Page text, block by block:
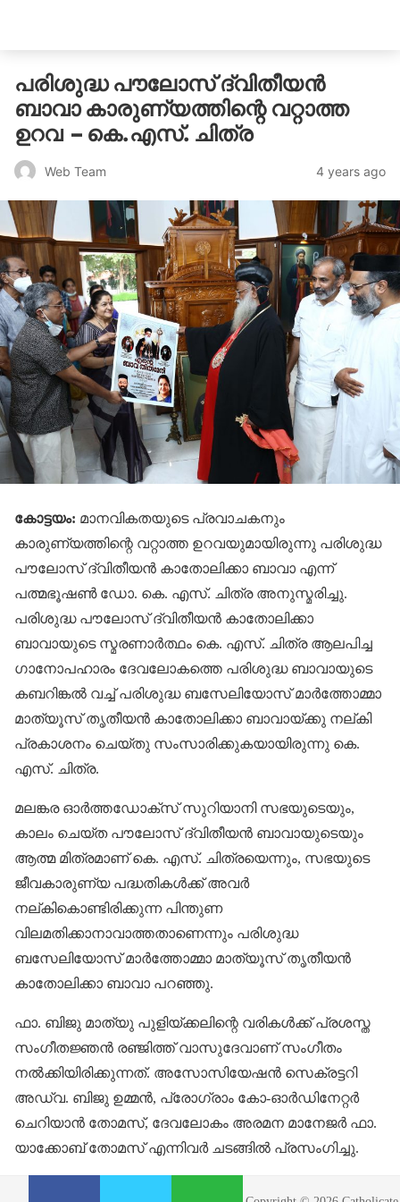
പരിശുദ്ധ പൗലോസ് ദ്വിതീയന്‍
ബാവാ കാരുണ്യത്തിന്റെ വറ്റാത്ത
ഉറവ – കെ.എസ്. ചിത്ര
Web Team 4 years ago
കോട്ടയം: മാനവികതയുടെ പ്രവാചകനും
കാരുണ്യത്തിന്റെ വറ്റാത്ത ഉറവയുമായിരുന്നു പരിശുദ്ധ
പൗലോസ് ദ്വിതീയന്‍ കാതോലിക്കാ ബാവാ എന്ന്
പത്മഭൂഷണ്‍ ഡോ. കെ. എസ്. ചിത്ര അനുസ്മരിച്ചു.
പരിശുദ്ധ പൗലോസ് ദ്വിതീയന്‍ കാതോലിക്കാ
ബാവായുടെ സ്മരണാര്‍ത്ഥം കെ. എസ്. ചിത്ര ആലപിച്ച
ഗാനോപഹാരം ദേവലോകത്തെ പരിശുദ്ധ ബാവായുടെ
കബറിങ്കല്‍ വച്ച് പരിശുദ്ധ ബസേലിയോസ് മാര്‍ത്തോമ്മാ
മാത്യൂസ് തൃതീയന്‍ കാതോലിക്കാ ബാവായ്ക്കു നല്കി
പ്രകാശനം ചെയ്തു സംസാരിക്കുകയായിരുന്നു കെ.
എസ്. ചിത്ര.
മലങ്കര ഓര്‍ത്തഡോക്‌സ് സുറിയാനി സഭയുടെയും,
കാലം ചെയ്ത പൗലോസ് ദ്വിതീയന്‍ ബാവായുടെയും
ആത്മ മിത്രമാണ് കെ. എസ്. ചിത്രയെന്നും, സഭയുടെ
ജീവകാരുണ്യ പദ്ധതികള്‍ക്ക് അവര്‍
നല്കികൊണ്ടിരിക്കുന്ന പിന്തുണ
വിലമതിക്കാനാവാത്തതാണെന്നും പരിശുദ്ധ
ബസേലിയോസ് മാര്‍ത്തോമ്മാ മാത്യൂസ് തൃതീയന്‍
കാതോലിക്കാ ബാവാ പറഞ്ഞു.
ഫാ. ബിജു മാത്യു പുളിയ്ക്കലിന്റെ വരികള്‍ക്ക് പ്രശസ്ത
സംഗീതജ്ഞന്‍ രഞ്ജിത്ത് വാസുദേവാണ് സംഗീതം
നല്‍ക്കിയിരിക്കുന്നത്. അസോസിയേഷന്‍ സെക്രട്ടറി
അഡ്വ. ബിജു ഉമ്മന്‍, പ്രോഗ്രാം കോ-ഓര്‍ഡിനേറ്റര്‍
ചെറിയാന്‍ തോമസ്, ദേവലോകം അരമന മാനേജര്‍ ഫാ.
യാക്കോബ് തോമസ് എന്നിവര്‍ ചടങ്ങില്‍ പ്രസംഗിച്ചു.